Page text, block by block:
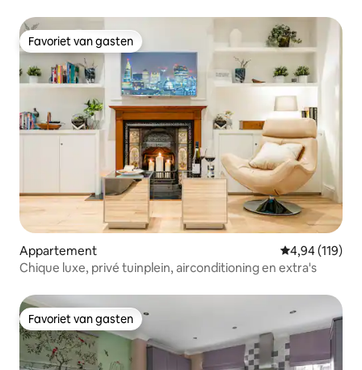
Favoriet van gasten
Favoriet van gasten
Appartement Gemiddelde
4,94 (119)
Chique luxe, privé tuinplein, airconditioning en extra's
Favoriet van gasten
Favoriet van gasten